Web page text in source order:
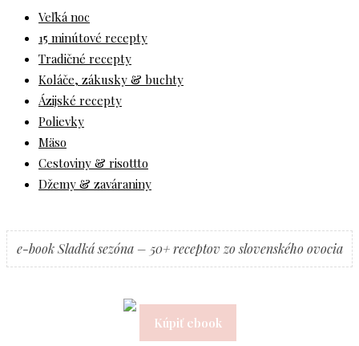
Veľká noc
15 minútové recepty
Tradičné recepty
Koláče, zákusky & buchty
Ázijské recepty
Polievky
Mäso
Cestoviny & risottto
Džemy & zaváraniny
e-book Sladká sezóna – 50+ receptov zo slovenského ovocia
Kúpiť ebook